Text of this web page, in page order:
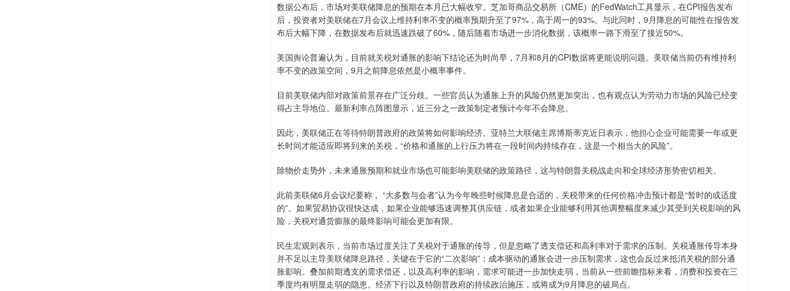
数据公布后，市场对美联储降息的预期在本月已大幅收窄。芝加哥商品交易所（CME）的FedWatch工具显示，在CPI报告发布
后，投资者对美联储在7月会议上维持利率不变的概率预期升至了97%，高于周一的93%。与此同时，9月降息的可能性在报告发
布后大幅下降，在数据发布后就迅速跌破了60%，随后随着市场进一步消化数据，该概率一路下滑至了接近50%。
美国舆论普遍认为，目前就关税对通胀的影响下结论还为时尚早，7月和8月的CPI数据将更能说明问题。美联储当前仍有维持利
率不变的政策空间，9月之前降息依然是小概率事件。
目前美联储内部对政策前景存在广泛分歧。一些官员认为通胀上升的风险仍然更加突出，也有观点认为劳动力市场的风险已经变
得占主导地位。最新利率点阵图显示，近三分之一政策制定者预计今年不会降息。
因此，美联储正在等待特朗普政府的政策将如何影响经济。亚特兰大联储主席博斯蒂克近日表示，他担心企业可能需要一年或更
长时间才能适应即将到来的关税，“价格和通胀的上行压力将在一段时间内持续存在，这是一个相当大的风险”。
除物价走势外，未来通胀预期和就业市场也可能影响美联储的政策路径，这与特朗普关税战走向和全球经济形势密切相关。
此前美联储6月会议纪要称， “大多数与会者”认为今年晚些时候降息是合适的，关税带来的任何价格冲击预计都是“暂时的或适度
的”。如果贸易协议很快达成，如果企业能够迅速调整其供应链，或者如果企业能够利用其他调整幅度来减少其受到关税影响的风
险，关税对通货膨胀的最终影响可能会更加有限。
民生宏观则表示，当前市场过度关注了关税对于通胀的传导，但是忽略了透支偿还和高利率对于需求的压制。关税通胀传导本身
并不足以主导美联储降息路径，关键在于它的“二次影响”：成本驱动的通胀会进一步压制需求，这也会反过来抵消关税的部分通
胀影响。叠加前期透支的需求偿还，以及高利率的影响，需求可能进一步加快走弱，当前从一些前瞻指标来看，消费和投资在三
季度均有明显走弱的隐患。经济下行以及特朗普政府的持续政治施压，或将成为9月降息的破局点。